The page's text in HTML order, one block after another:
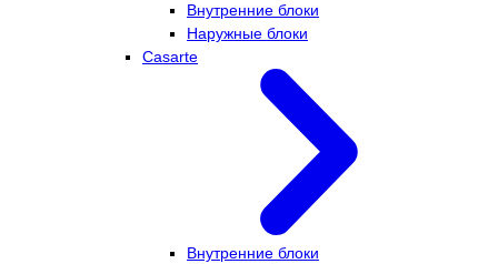
Внутренние блоки
Наружные блоки
Casarte
Внутренние блоки